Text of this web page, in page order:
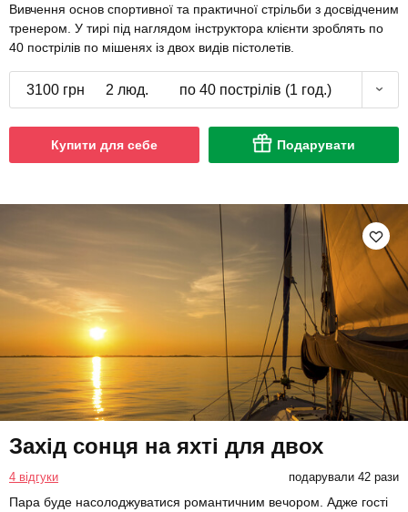
Вивчення основ спортивної та практичної стрільби з досвідченим
тренером. У тирі під наглядом інструктора клієнти зроблять по
40 пострілів по мішенях із двох видів пістолетів.
3100 грн 2 люд. по 40 пострілів (1 год.)
Купити для себе Подарувати
Захід сонця на яхті для двох
4 відгуки подарували 42 рази
Пара буде насолоджуватися романтичним вечором. Адже гості